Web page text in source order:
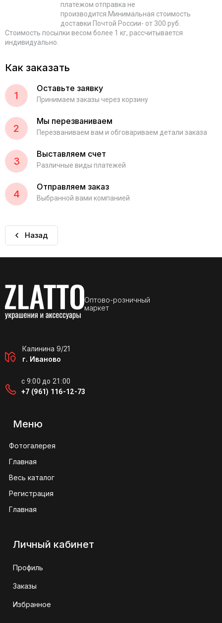
платежом отправка не
производится.Минимальная стоимость
доставки Почтой России- от 300 руб.
Стоимость посылки весом более 1 кг, рассчитывается
индивидуально.
Как заказать
1
Оставьте заявку
Принимаем заказы через корзину
2
Мы перезваниваем
Перезваниваем вам и обговариваем детали заказа
3
Выставляем счет
Различные виды платежей
4
Отправляем заказ
Выбранной вами компанией
Назад
Оптово-розничный
маркет
Калинина 9/21
г. Иваново
с 9:00 до 21:00
+7 (961) 116-12-73
Меню
Фотогалерея
Главная
Весь каталог
Регистрация
Главная
Личный кабинет
Профиль
Заказы
Избранное